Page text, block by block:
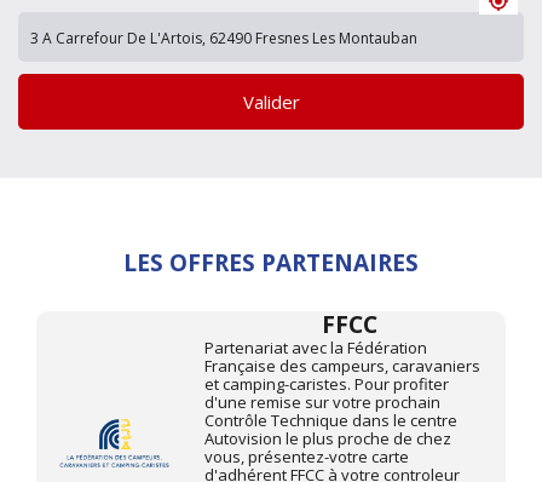
Valider
LES OFFRES PARTENAIRES
FFCC
Partenariat avec la Fédération
Française des campeurs, caravaniers
et camping-caristes. Pour profiter
d'une remise sur votre prochain
Contrôle Technique dans le centre
Autovision le plus proche de chez
vous, présentez-votre carte
d'adhérent FFCC à votre controleur